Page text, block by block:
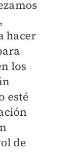
,
hacer
los
esté
de